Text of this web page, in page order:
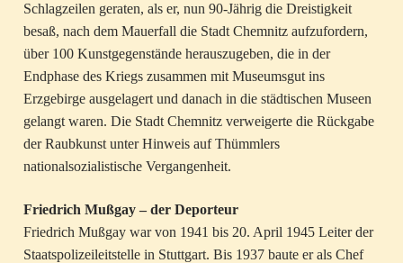
Schlagzeilen geraten, als er, nun 90-Jährig die Dreistigkeit
besaß, nach dem Mauerfall die Stadt Chemnitz aufzufordern,
über 100 Kunstgegenstände herauszugeben, die in der
Endphase des Kriegs zusammen mit Museumsgut ins
Erzgebirge ausgelagert und danach in die städtischen Museen
gelangt waren. Die Stadt Chemnitz verweigerte die Rückgabe
der Raubkunst unter Hinweis auf Thümmlers
nationalsozialistische Vergangenheit.
Friedrich Mußgay – der Deporteur
Friedrich Mußgay war von 1941 bis 20. April 1945 Leiter der
Staatspolizeileitstelle in Stuttgart. Bis 1937 baute er als Chef